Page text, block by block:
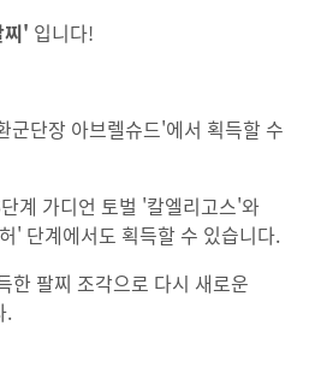
찌' 입니다!
군단장 아브렐슈드'에서 획득할 수
계 가디언 토벌 '칼엘리고스'와
' 단계에서도 획득할 수 있습니다.
한 팔찌 조각으로 다시 새로운
.